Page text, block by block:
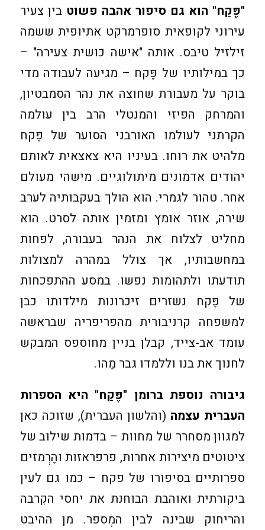
"פֶּקַח" הוא גם סיפור אהבה פשוט בין צעיר
עירוני לקופאית סופרמרקט אתיופית ששמה
זילזיל טיבס. אותה "אישה כושית צעירה" –
כך במילותיו של פֶּקח – מגיעה לעבודה מדי
בוקר על מעבורת שחוצה את נהר הסמבטיון,
והמרחק הפיזי והמנטלי הרב בין עולמה
הקרתני לעולמו האורבני הסוער של פֶּקח
מלהיט את רוחו. בעיניו היא צאצאית לאותם
יהודים אדמונים מיתולוגיים. מישהי מעולם
אחר. טהור לגמרי. הוא הולך בעקבותיה לערב
שירה, אוזר אומץ ומזמין אותה לסרט. הוא
מחליט לצלוח את הנהר בעבורה, לפחות
במחשבותיו, אך צולל במהרה למצולות
תודעתו ולתהומות נפשו. במסע ההתפכחות
של פֶּקח נשזרים זיכרונות מילדותו כבן
למשפחה קרניבורית מהפריפריה שבראשה
עומד אב-צייד, קבלן בניין מחוספס המבקש
לחנוך את בנו וללמדו גבר מַהו.
גיבורה נוספת ברומן "פֶּקַח" היא הספרות
העברית עצמה (והלשון העברית), שזוכה כאן
למגוון מסחרר של מחוות – בדמות שילוב של
ציטוטים מיצירות אחרות, פרפראזות והֶרְמזים
ספרותיים בסיפורו של פקח – כמו גם לעין
ביקורתית ואוהבת הבוחנת את יחסי הקִרבה
והריחוק שבינה לבין המְספר. מן ההיבט